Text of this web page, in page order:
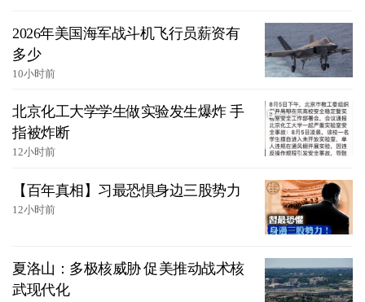
2026年美国海军战斗机飞行员薪资有
多少
10小时前
北京化工大学学生做实验发生爆炸 手
指被炸断
12小时前
【百年真相】习最恐惧身边三股势力
12小时前
夏洛山：多极核威胁 促美推动战术核
武现代化